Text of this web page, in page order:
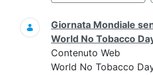
Giornata Mondiale
World No Tobacco
Contenuto Web
World No Tobacco